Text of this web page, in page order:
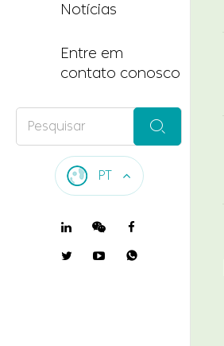
Notícias
Entre em
contato conosco

PT
